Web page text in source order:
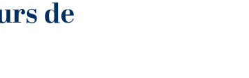
de